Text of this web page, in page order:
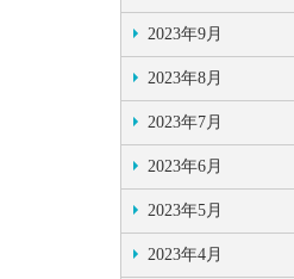
2023年9月
2023年8月
2023年7月
2023年6月
2023年5月
2023年4月